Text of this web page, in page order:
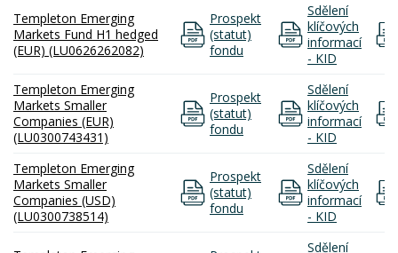
Templeton Emerging
Markets Fund H1 hedged
(EUR) (LU0626262082)
Prospekt
(statut)
fondu
Sdělení
klíčových
informací
- KID
Templeton Emerging
Markets Smaller
Companies (EUR)
(LU0300743431)
Prospekt
(statut)
fondu
Sdělení
klíčových
informací
- KID
Templeton Emerging
Markets Smaller
Companies (USD)
(LU0300738514)
Prospekt
(statut)
fondu
Sdělení
klíčových
informací
- KID
Sdělení